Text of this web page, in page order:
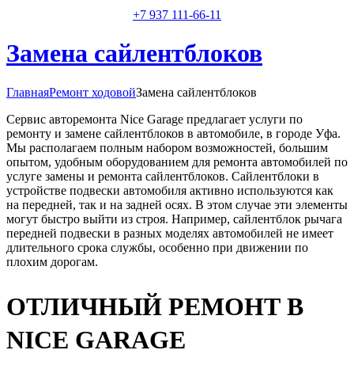
+7 937 111-66-11
Замена сайлентблоков
ГлавнаяРемонт ходовойЗамена сайлентблоков
Сервис авторемонта Nice Garage предлагает услуги по
ремонту и замене сайлентблоков в автомобиле, в городе Уфа.
Мы располагаем полным набором возможностей, большим
опытом, удобным оборудованием для ремонта автомобилей по
услуге замены и ремонта сайлентблоков. Сайлентблоки в
устройстве подвески автомобиля активно используются как
на передней, так и на задней осях. В этом случае эти элементы
могут быстро выйти из строя. Например, сайлентблок рычага
передней подвески в разных моделях автомобилей не имеет
длительного срока службы, особенно при движении по
плохим дорогам.
ОТЛИЧНЫЙ РЕМОНТ В
NICE GARAGE